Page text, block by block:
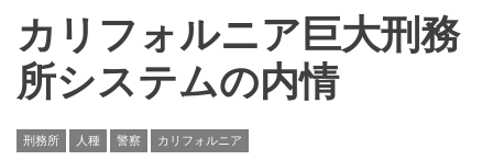
カリフォルニア巨大刑務
所システムの内情
刑務所 人種 警察 カリフォルニア